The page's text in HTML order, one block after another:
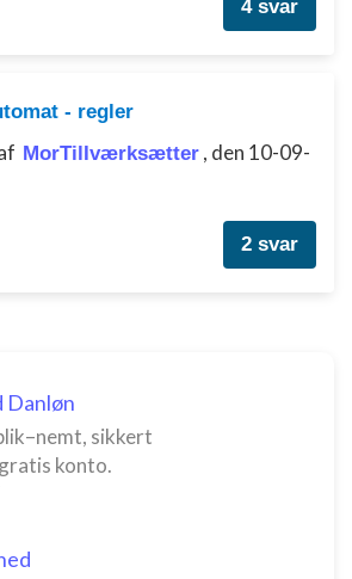
4 svar
- regler
MorTilIværksætter , den 10-09-
2 svar
Danløn
sikkert
konto.
gennem statistikker eller
fra forskellige
tjenester